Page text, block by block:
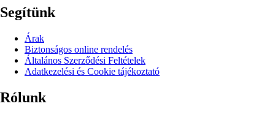
Segítünk
Árak
Biztonságos online rendelés
Általános Szerződési Feltételek
Adatkezelési és Cookie tájékoztató
Rólunk